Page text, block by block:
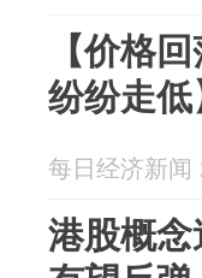
【价格
纷纷走低
每日经济新闻
港股概